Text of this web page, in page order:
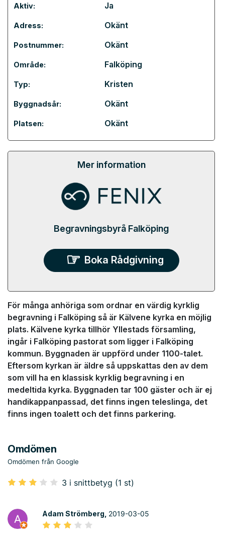
Aktiv: Ja
Adress: Okänt
Postnummer: Okänt
Område: Falköping
Typ: Kristen
Byggnadsår: Okänt
Platsen: Okänt
Mer information
Begravningsbyrå Falköping
Boka Rådgivning
För många anhöriga som ordnar en värdig kyrklig
begravning i Falköping så är Kälvene kyrka en möjlig
plats. Kälvene kyrka tillhör Yllestads församling,
ingår i Falköping pastorat som ligger i Falköping
kommun. Byggnaden är uppförd under 1100-talet.
Eftersom kyrkan är äldre så uppskattas den av dem
som vill ha en klassisk kyrklig begravning i en
medeltida kyrka. Byggnaden tar 100 gäster och är ej
handikappanpassad, det finns ingen teleslinga, det
finns ingen toalett och det finns parkering.
Omdömen
Omdömen från Google
3 i snittbetyg (1 st)
Adam Strömberg, 2019-03-05